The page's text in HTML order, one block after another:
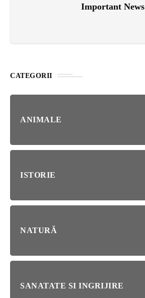
Important News
CATEGORII
ANIMALE
ISTORIE
NATURĂ
SANATATE SI INGRIJIRE